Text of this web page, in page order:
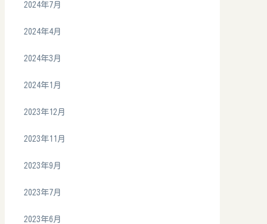
2024年7月
2024年4月
2024年3月
2024年1月
2023年12月
2023年11月
2023年9月
2023年7月
2023年6月